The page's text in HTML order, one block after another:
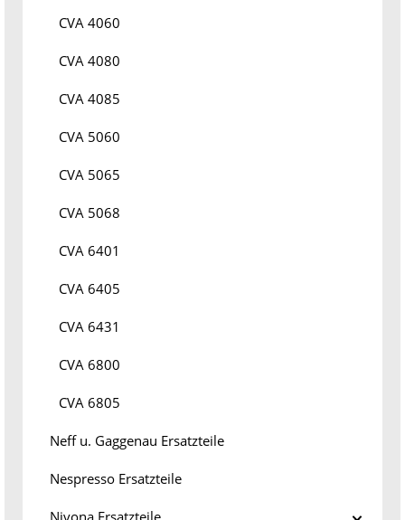
CVA 4060
CVA 4080
CVA 4085
CVA 5060
CVA 5065
CVA 5068
CVA 6401
CVA 6405
CVA 6431
CVA 6800
CVA 6805
Neff u. Gaggenau Ersatzteile
Nespresso Ersatzteile
Nivona Ersatzteile